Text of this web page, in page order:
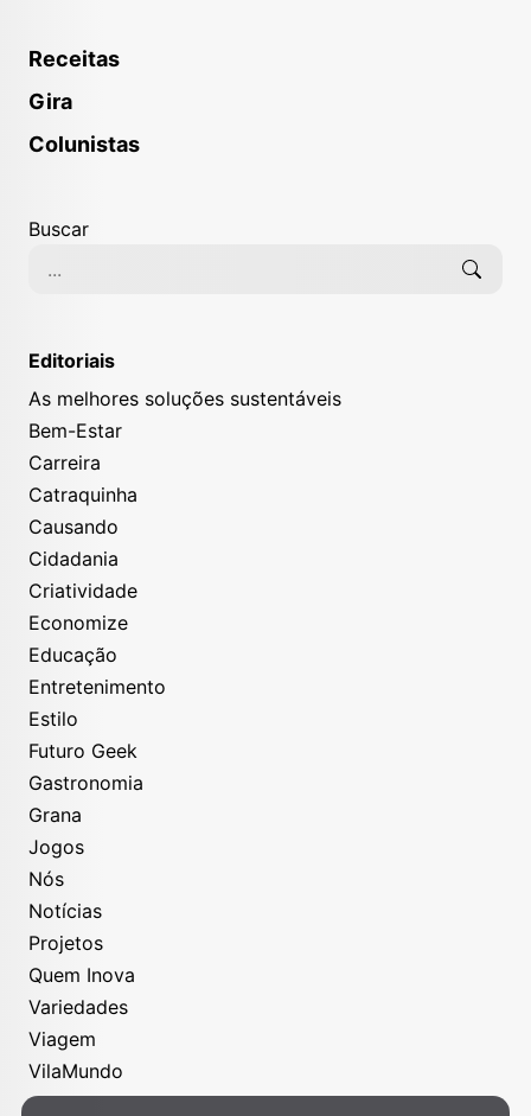
Receitas
Gira
Colunistas
Buscar
Editoriais
As melhores soluções sustentáveis
Bem-Estar
Carreira
Catraquinha
Causando
Cidadania
Criatividade
Economize
Educação
Entretenimento
Estilo
Futuro Geek
Gastronomia
Grana
Jogos
Nós
Notícias
Projetos
Quem Inova
Variedades
Viagem
VilaMundo